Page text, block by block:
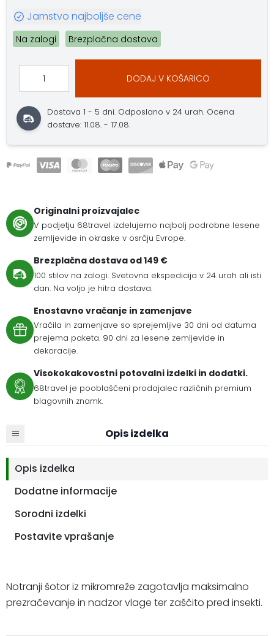
Jamstvo najboljše cene
Na zalogi Brezplačna dostava
DODAJ V KOŠARICO
Dostava 1 - 5 dni. Odposlano v 24 urah. Ocena
dostave: 11.08. - 17.08.
Originalni proizvajalec
V podjetju 68travel izdelujemo najbolj podrobne lesene
zemljevide in okraske v osrčju Evrope.
Brezplačna dostava od 149 €
100 stilov na zalogi. Svetovna ekspedicija v 24 urah ali isti
dan. Na voljo je hitra dostava.
Enostavno vračanje in zamenjave
Vračila in zamenjave so sprejemljive 30 dni od datuma
prejema paketa. 90 dni za lesene zemljevide in
dekoracije.
Visokokakovostni potovalni izdelki in dodatki.
68travel je pooblaščeni prodajalec različnih premium
blagovnih znamk.
Opis izdelka
Opis izdelka
Dodatne informacije
Sorodni izdelki
Postavite vprašanje
Notranji šotor iz mikromreže zagotavlja maksimalno
prezračevanje in nadzor vlage ter zaščito pred insekti.